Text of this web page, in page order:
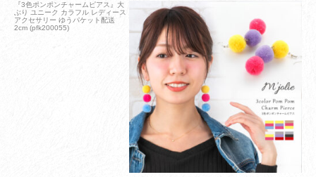
『3色ポンポンチャームピアス』大
ぶり ユニーク カラフル レディース
アクセサリー ゆうパケット配送
2cm (pfk200055)